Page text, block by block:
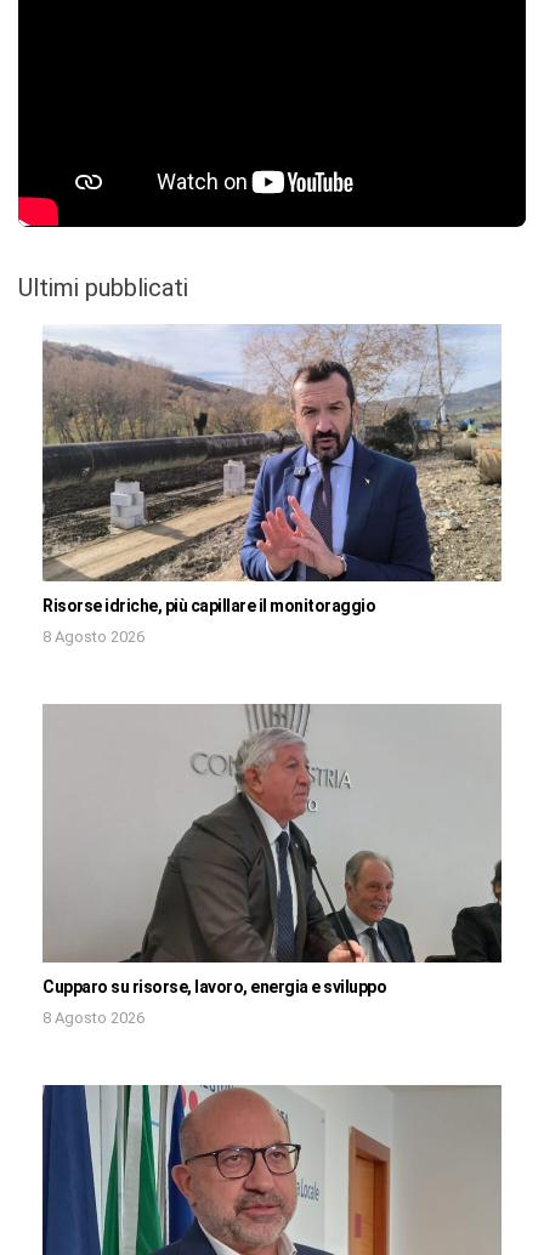
Ultimi pubblicati
Risorse idriche, più capillare il monitoraggio
8 Agosto 2026
Cupparo su risorse, lavoro, energia e sviluppo
8 Agosto 2026